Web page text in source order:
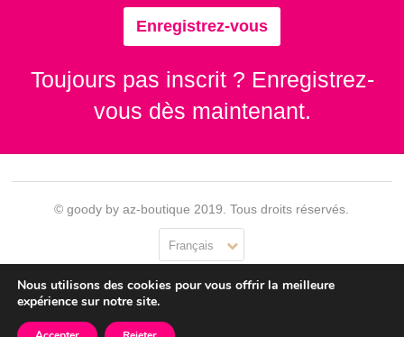
Enregistrez-vous
Toujours pas inscrit ? Enregistrez-
vous dès maintenant.
© goody by az-boutique 2019. Tous droits réservés.
Français
Contact Se connecter Confidentialité CGU
Nous utilisons des cookies pour vous offrir la meilleure
expérience sur notre site.